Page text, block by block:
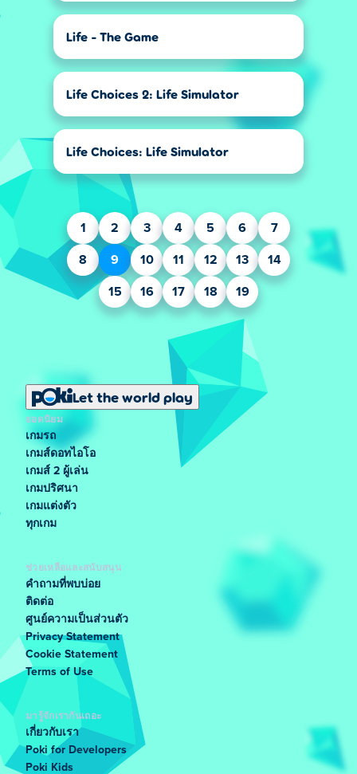
Life - The Game
Life Choices 2: Life Simulator
Life Choices: Life Simulator
1 2 3 4 5 6 7
8 9 10 11 12 13 14
15 16 17 18 19
Let the world play
ยอดนิยม
เกมรถ
เกมส์ดอทไอโอ
เกมส์ 2 ผู้เล่น
เกมปริศนา
เกมแต่งตัว
ทุกเกม
ช่วยเหลือและสนับสนุน
คำถามที่พบบ่อย
ติดต่อ
ศูนย์ความเป็นส่วนตัว
Privacy Statement
Cookie Statement
Terms of Use
มารู้จักเรากันเถอะ
เกี่ยวกับเรา
Poki for Developers
Poki Kids